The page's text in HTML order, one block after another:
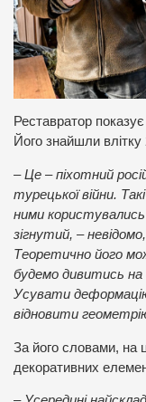
Реставратор
Його знайшли
– Це – піхотний
турецької війни.
ними
зігнутий, –
Теоретично його
будемо дивитись
Усувати
відновити
За його словами, на
декоративних